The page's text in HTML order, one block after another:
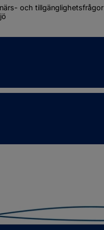
och tillgänglighetsfrågor